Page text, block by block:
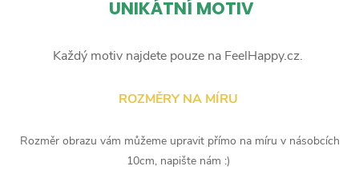
UNIKÁTNÍ MOTIV
Každý motiv najdete pouze na FeelHappy.cz.
ROZMĚRY NA MÍRU
Rozměr obrazu vám můžeme upravit přímo na míru v násobcích
10cm, napište nám :)